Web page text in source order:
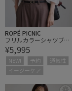
ROPÉ PICNIC
フリルカラーシャツブラ
ウス/UVケア・イージー
ケア・リンクコーデ
¥5,995
NEW! 予約
通気性
イージーケア